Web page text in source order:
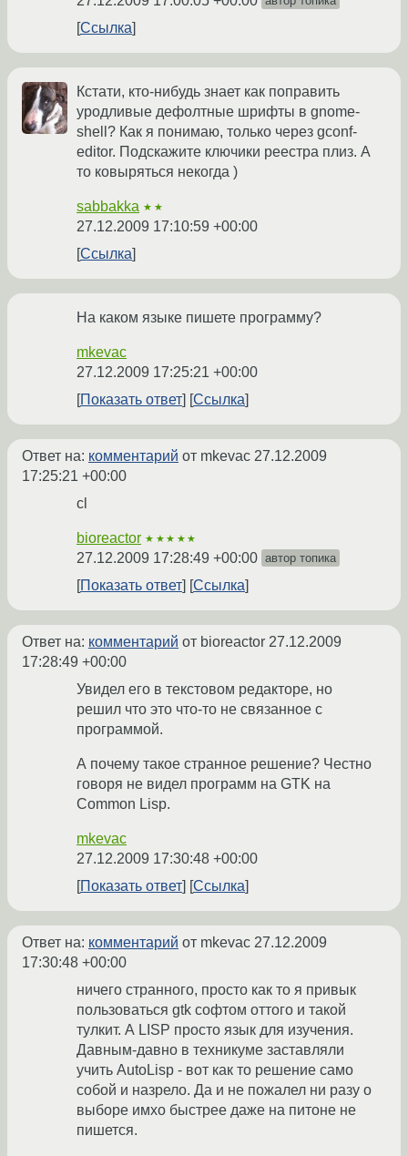
Ссылка
Кстати, кто-нибудь знает как поправить
уродливые дефолтные шрифты в gnome-
shell? Как я понимаю, только через gconf-
editor. Подскажите ключики реестра плиз. А
то ковыряться некогда )
sabbakka ★★
27.12.2009 17:10:59 +00:00
Ссылка
На каком языке пишете программу?
mkevac
27.12.2009 17:25:21 +00:00
Показать ответ
Ссылка
Ответ на: комментарий от mkevac 27.12.2009
17:25:21 +00:00
cl
bioreactor ★★★★★
27.12.2009 17:28:49 +00:00 автор топика
Показать ответ Ссылка
Ответ на: комментарий от bioreactor 27.12.2009
17:28:49 +00:00
Увидел его в текстовом редакторе, но
решил что это что-то не связанное с
программой.
А почему такое странное решение? Честно
говоря не видел программ на GTK на
Common Lisp.
mkevac
27.12.2009 17:30:48 +00:00
Показать ответ
Ссылка
Ответ на: комментарий от mkevac 27.12.2009
17:30:48 +00:00
ничего странного, просто как то я привык
пользоваться gtk софтом оттого и такой
тулкит. А LISP просто язык для изучения.
Давным-давно в техникуме заставляли
учить AutoLisp - вот как то решение само
собой и назрело. Да и не пожалел ни разу о
выборе имхо быстрее даже на питоне не
пишется.